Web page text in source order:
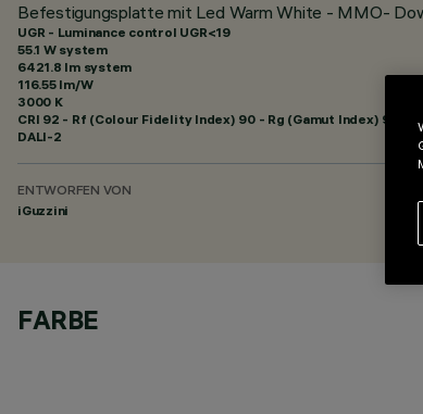
Befestigungsplatte mit Led Warm White - MMO-
UGR - Luminance control UGR<19
55.1 W system
6421.8 lm system
116.55 lm/W
3000 K
CRI 92 - Rf (Colour Fidelity Index) 90 - Rg (Gamut Index) 96
DALI-2
ENTWORFEN VON
iGuzzini
FARBE